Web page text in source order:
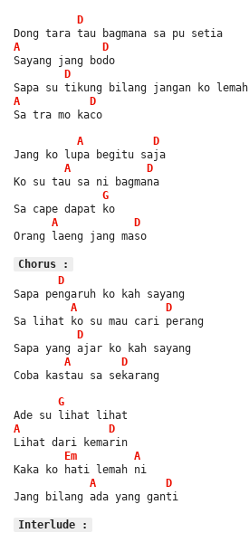
D
Dong tara tau bagmana sa pu setia
A
D
Sayang jang bodo
D
Sapa su tikung bilang jangan ko lemah
A
D
Sa tra mo kaco
A
D
Jang ko lupa begitu saja
A
D
Ko su tau sa ni bagmana
G
Sa cape dapat ko
A
D
Orang laeng jang maso
Chorus :
D
Sapa pengaruh ko kah sayang
A
D
Sa lihat ko su mau cari perang
D
Sapa yang ajar ko kah sayang
A
D
Coba kastau sa sekarang
G
Ade su lihat lihat
A
D
Lihat dari kemarin
Em
A
Kaka ko hati lemah ni
A
D
Jang bilang ada yang ganti
Interlude :